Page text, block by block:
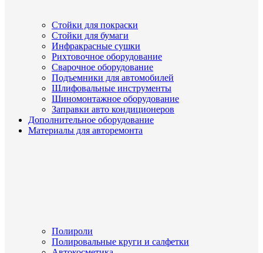
Стойки для покраски
Стойки для бумаги
Инфракрасные сушки
Рихтовочное оборудование
Сварочное оборудование
Подъемники для автомобилей
Шлифовальные инструменты
Шиномонтажное оборудование
Заправки авто кондиционеров
Дополнительное оборудование
Материалы для авторемонта
Полироли
Полировальные круги и салфетки